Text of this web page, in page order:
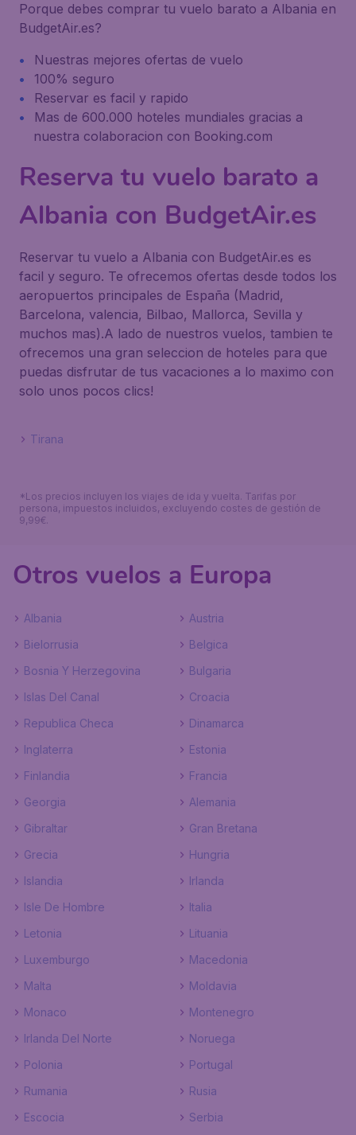
Porque debes comprar tu vuelo barato a Albania en
BudgetAir.es?
Nuestras mejores ofertas de vuelo
100% seguro
Reservar es facil y rapido
Mas de 600.000 hoteles mundiales gracias a
nuestra colaboracion con Booking.com
Reserva tu vuelo barato a
Albania con BudgetAir.es
Reservar tu vuelo a Albania con BudgetAir.es es
facil y seguro. Te ofrecemos ofertas desde todos los
aeropuertos principales de España (Madrid,
Barcelona, valencia, Bilbao, Mallorca, Sevilla y
muchos mas).A lado de nuestros vuelos, tambien te
ofrecemos una gran seleccion de hoteles para que
puedas disfrutar de tus vacaciones a lo maximo con
solo unos pocos clics!
Tirana
*Los precios incluyen los viajes de ida y vuelta. Tarifas por
persona, impuestos incluidos, excluyendo costes de gestión de
9,99€.
Otros vuelos a Europa
Albania
Austria
Bielorrusia
Belgica
Bosnia Y Herzegovina
Bulgaria
Islas Del Canal
Croacia
Republica Checa
Dinamarca
Inglaterra
Estonia
Finlandia
Francia
Georgia
Alemania
Gibraltar
Gran Bretana
Grecia
Hungria
Islandia
Irlanda
Isle De Hombre
Italia
Letonia
Lituania
Luxemburgo
Macedonia
Malta
Moldavia
Monaco
Montenegro
Irlanda Del Norte
Noruega
Polonia
Portugal
Rumania
Rusia
Escocia
Serbia